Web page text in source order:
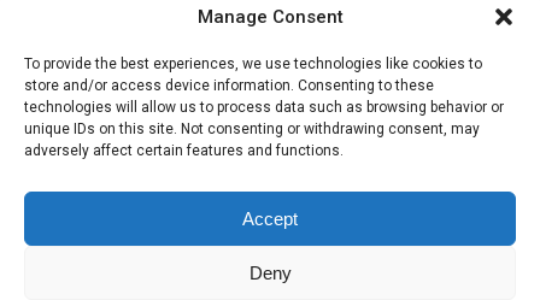
Manage Consent
To provide the best experiences, we use technologies like cookies to
store and/or access device information. Consenting to these
technologies will allow us to process data such as browsing behavior or
unique IDs on this site. Not consenting or withdrawing consent, may
adversely affect certain features and functions.
Accept
Deny